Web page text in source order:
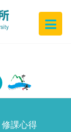
修課心得